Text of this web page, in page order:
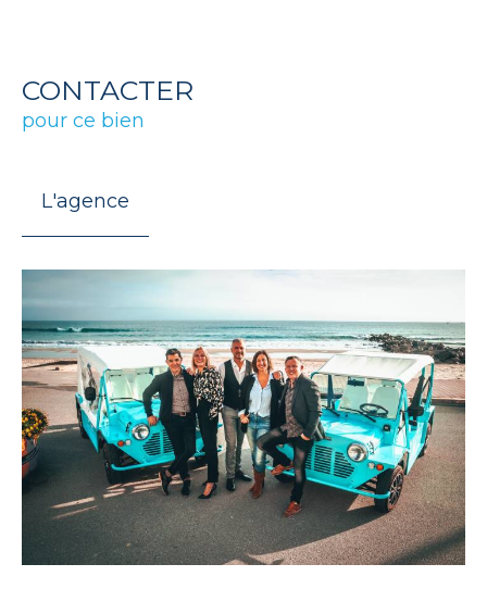
CONTACTER
pour ce bien
L'agence